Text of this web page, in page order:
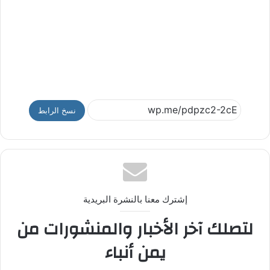
نسخ الرابط
إشترك معنا بالنشرة البريدية
لتصلك آخر الأخبار والمنشورات من
يمن أنباء